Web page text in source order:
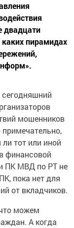
двадцати
пирамидах
сегодняшний
мошенников
тот или иной
финансовой
ПК МВД по РТ не
пока нет для
от вкладчиков.
можем
А когда